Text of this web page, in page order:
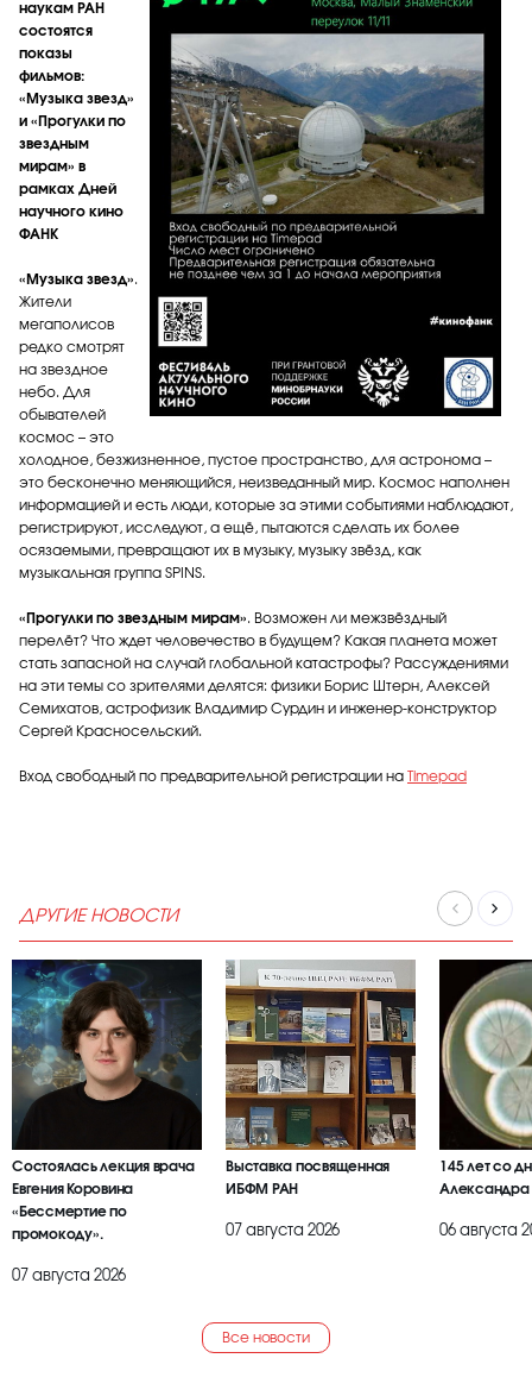
наукам РАН
состоятся
показы
фильмов:
«Музыка звезд»
и «Прогулки по
звездным
мирам» в
рамках Дней
научного кино
ФАНК
«Музыка звезд».
Жители
мегаполисов
редко смотрят
на звездное
небо. Для
обывателей
космос – это
холодное, безжизненное, пустое пространство, для астронома –
это бесконечно меняющийся, неизведанный мир. Космос наполнен
информацией и есть люди, которые за этими событиями наблюдают,
регистрируют, исследуют, а ещё, пытаются сделать их более
осязаемыми, превращают их в музыку, музыку звёзд, как
музыкальная группа SPINS.
«Прогулки по звездным мирам». Возможен ли межзвёздный
перелёт? Что ждет человечество в будущем? Какая планета может
стать запасной на случай глобальной катастрофы? Рассуждениями
на эти темы со зрителями делятся: физики Борис Штерн, Алексей
Семихатов, астрофизик Владимир Сурдин и инженер-конструктор
Сергей Красносельский.
Вход свободный по предварительной регистрации на Timepad
ДРУГИЕ НОВОСТИ
Состоялась лекция врача
Евгения Коровина
«Бессмертие по
промокоду».
07 августа 2026
Выставка посвященная
ИБФМ РАН
07 августа 2026
145 лет со
Александра
06 августа
Все новости